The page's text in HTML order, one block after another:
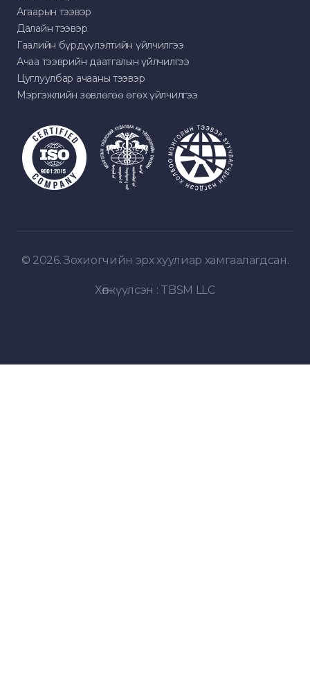
Агаарын тээвэр
Далайн тээвэр
Гаалийн бүрдүүлэлтийн үйлчилгээ
Ачаа тээврийн даатгалын үйлчилгээ
Цуглуулбар ачааны тээвэр
Мэргэжлийн зөвлөгөө өгөх үйлчилгээ
© 2026. Зохиогчийн эрх хуулиар хамгаалагдсан.
Хөгжүүлсэн : TBSM LLC